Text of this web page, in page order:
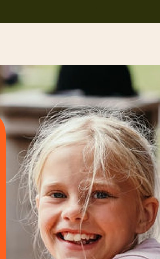
Home
Feesten
Trouwen
Ponykamp
Groepsaccommodatie
Survivalkamp
Manege
Schoolkamp
Zakelijk